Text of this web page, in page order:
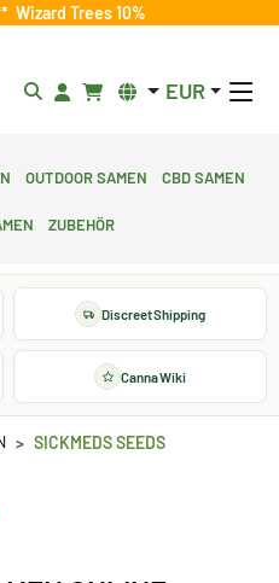
Wizard Trees 10%
EUR
Outdoor Samen CBD Samen
Zubehör
Discreet Shipping
Canna Wiki
SICKMEDS SEEDS